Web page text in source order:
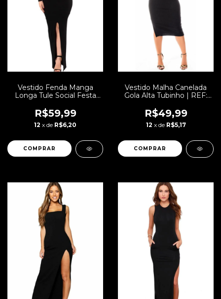
Vestido Fenda Manga
Longa Tule Social Festa
R$59,99
12 x de R$6,20
COMPRAR
Vestido Malha Canelada
Gola Alta Tubinho | REF:
R$49,99
12 x de R$5,17
COMPRAR